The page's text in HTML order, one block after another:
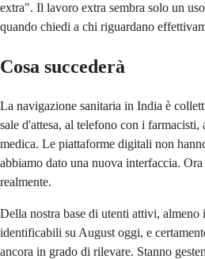
extra". Il lavoro extra sembra solo un
quando chiedi a chi riguardano
Cosa succederà
La navigazione sanitaria in India è
sale d'attesa, al telefono con i farmacisti,
medica. Le piattaforme digitali non
abbiamo dato una nuova interfaccia.
realmente.
Della nostra base di utenti attivi, almeno
identificabili su August oggi, e
ancora in grado di rilevare. Stanno